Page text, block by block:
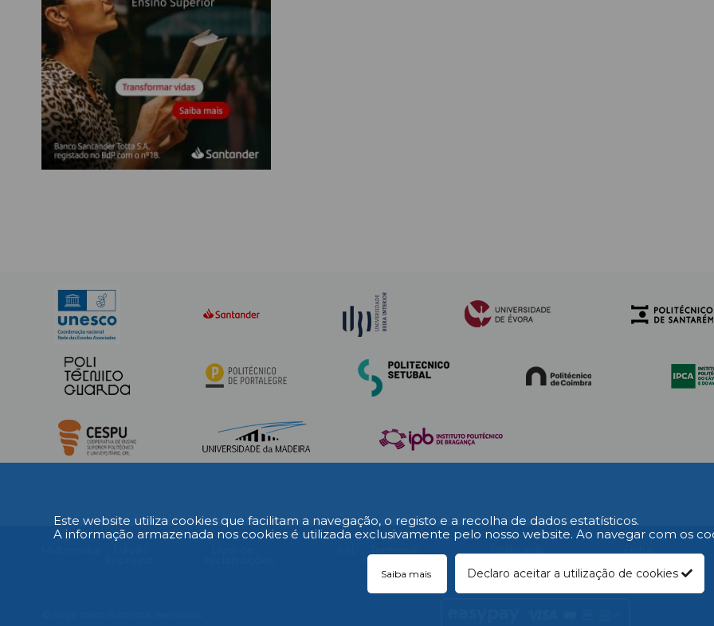
Este website utiliza cookies que facilitam a navegação, o registo e a recolha de dados estatísticos.
A informação armazenada nos cookies é utilizada exclusivamente pelo nosso website. Ao navegar com os
Saiba mais Declaro aceitar a utilização de cookies
Condições